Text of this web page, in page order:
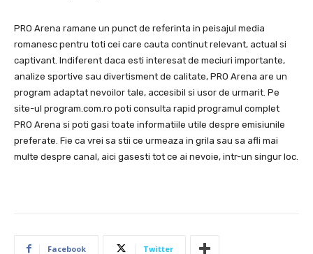
PRO Arena ramane un punct de referinta in peisajul media
romanesc pentru toti cei care cauta continut relevant, actual si
captivant. Indiferent daca esti interesat de meciuri importante,
analize sportive sau divertisment de calitate, PRO Arena are un
program adaptat nevoilor tale, accesibil si usor de urmarit. Pe
site-ul program.com.ro poti consulta rapid programul complet
PRO Arena si poti gasi toate informatiile utile despre emisiunile
preferate. Fie ca vrei sa stii ce urmeaza in grila sau sa afli mai
multe despre canal, aici gasesti tot ce ai nevoie, intr-un singur loc.
Facebook Twitter